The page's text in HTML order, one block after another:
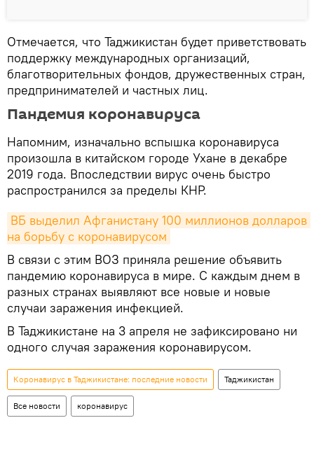
Отмечается, что Таджикистан будет приветствовать
поддержку международных организаций,
благотворительных фондов, дружественных стран,
предпринимателей и частных лиц.
Пандемия коронавируса
Напомним, изначально вспышка коронавируса
произошла в китайском городе Ухане в декабре
2019 года. Впоследствии вирус очень быстро
распространился за пределы КНР.
ВБ выделил Афганистану 100 миллионов долларов
на борьбу с коронавирусом
В связи с этим ВОЗ приняла решение объявить
пандемию коронавируса в мире. С каждым днем в
разных странах выявляют все новые и новые
случаи заражения инфекцией.
В Таджикистане на 3 апреля не зафиксировано ни
одного случая заражения коронавирусом.
Коронавирус в Таджикистане: последние новости Таджикистан
Все новости коронавирус